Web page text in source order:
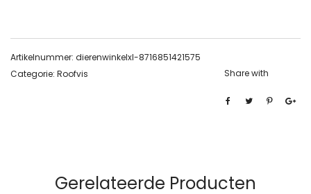
Artikelnummer: dierenwinkelxl-8716851421575
Categorie: Roofvis Share with
Gerelateerde Producten